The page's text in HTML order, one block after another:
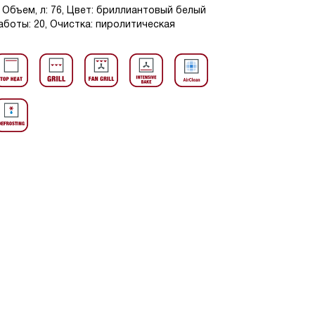
л: 76, Цвет: бриллиантовый белый
20, Очистка: пиролитическая